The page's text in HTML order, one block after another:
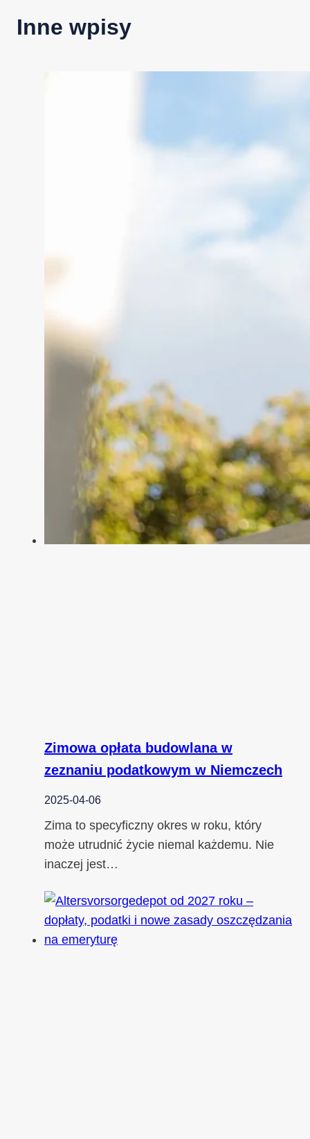
Inne wpisy
Zimowa opłata budowlana w
zeznaniu podatkowym w Niemczech
2025-04-06
Zima to specyficzny okres w roku, który
może utrudnić życie niemal każdemu. Nie
inaczej jest…